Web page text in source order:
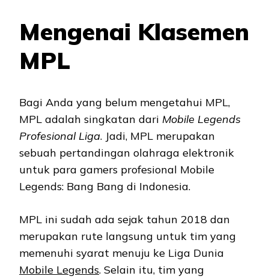
Mengenai Klasemen
MPL
Bagi Anda yang belum mengetahui MPL,
MPL adalah singkatan dari Mobile Legends
Profesional Liga. Jadi, MPL merupakan
sebuah pertandingan olahraga elektronik
untuk para gamers profesional Mobile
Legends: Bang Bang di Indonesia.
MPL ini sudah ada sejak tahun 2018 dan
merupakan rute langsung untuk tim yang
memenuhi syarat menuju ke Liga Dunia
Mobile Legends. Selain itu, tim yang